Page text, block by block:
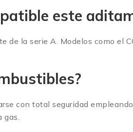
este
de la serie A. Modelos como el
con total seguridad
gas.